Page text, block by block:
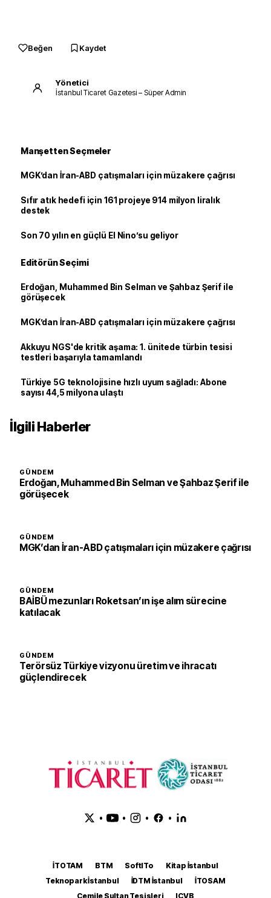
Beğen Kaydet
Yönetici
İstanbul Ticaret Gazetesi – Süper Admin
Manşetten Seçmeler
MGK’dan İran-ABD çatışmaları için müzakere çağrısı
Sıfır atık hedefi için 161 projeye 914 milyon liralık
destek
Son 70 yılın en güçlü El Nino’su geliyor
Editörün Seçimi
Erdoğan, Muhammed Bin Selman ve Şahbaz Şerif ile
görüşecek
MGK’dan İran-ABD çatışmaları için müzakere çağrısı
Akkuyu NGS'de kritik aşama: 1. ünitede türbin tesisi
testleri başarıyla tamamlandı
Türkiye 5G teknolojisine hızlı uyum sağladı: Abone
sayısı 44,5 milyona ulaştı
İlgili Haberler
GÜNDEM
Erdoğan, Muhammed Bin Selman ve Şahbaz Şerif ile
görüşecek
GÜNDEM
MGK’dan İran-ABD çatışmaları için müzakere çağrısı
GÜNDEM
BAİBÜ mezunları Roketsan’ın işe alım sürecine
katılacak
GÜNDEM
Terörsüz Türkiye vizyonu üretim ve ihracatı
güçlendirecek
• • • •
İTOTAM BTM SoftITo
Kitap İstanbul
Teknopark İstanbul
İDTM İstanbul
İTOSAM
Cemile Sultan Tesisleri
ICVB